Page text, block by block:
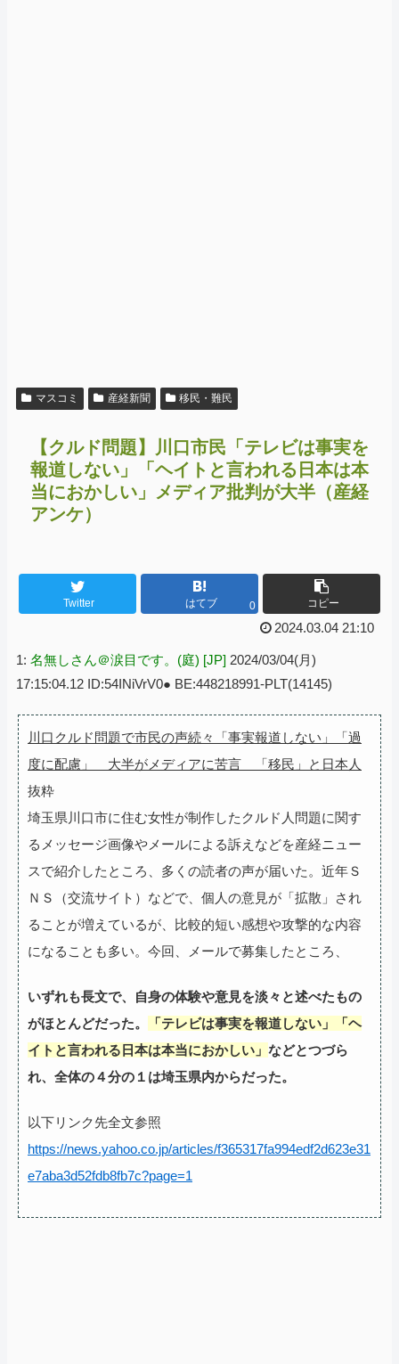
マスコミ 産経新聞 移民・難民
【クルド問題】川口市民「テレビは事実を
報道しない」「ヘイトと言われる日本は本
当におかしい」メディア批判が大半（産経
アンケ）
Twitter はてブ 0 コピー
2024.03.04 21:10
1: 名無しさん＠涙目です。(庭) [JP] 2024/03/04(月)
17:15:04.12 ID:54INiVrV0● BE:448218991-PLT(14145)
川口クルド問題で市民の声続々「事実報道しない」「過
度に配慮」 大半がメディアに苦言 「移民」と日本人
抜粋
埼玉県川口市に住む女性が制作したクルド人問題に関す
るメッセージ画像やメールによる訴えなどを産経ニュー
スで紹介したところ、多くの読者の声が届いた。近年Ｓ
ＮＳ（交流サイト）などで、個人の意見が「拡散」され
ることが増えているが、比較的短い感想や攻撃的な内容
になることも多い。今回、メールで募集したところ、
いずれも長文で、自身の体験や意見を淡々と述べたもの
がほとんどだった。
「テレビは事実を報道しない」「ヘ
イトと言われる日本は本当におかしい」 などとつづら
れ、全体の４分の１は埼玉県内からだった。
以下リンク先全文参照
https://news.yahoo.co.jp/articles/f365317fa994edf2d623e31
e7aba3d52fdb8fb7c?page=1